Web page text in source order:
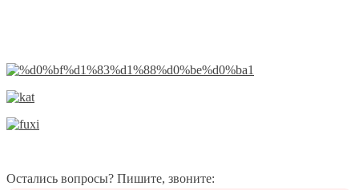
Остались вопросы? Пишите, звоните: